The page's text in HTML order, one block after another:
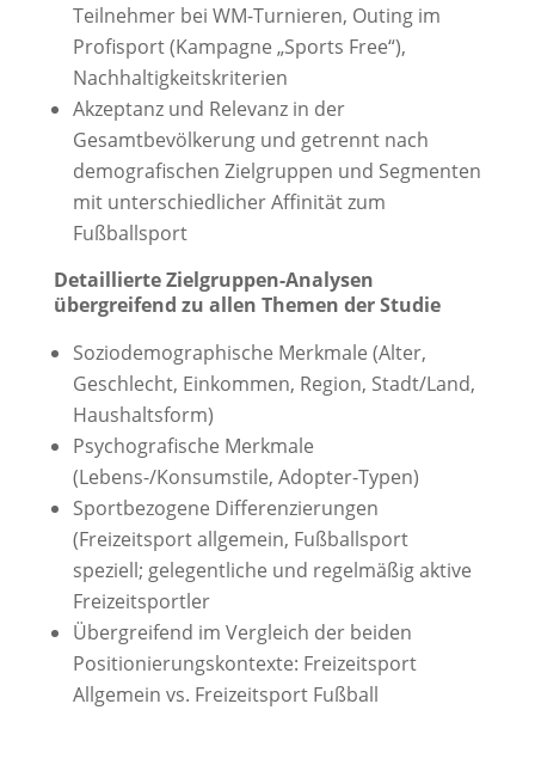
Teilnehmer bei WM-Turnieren, Outing im
Profisport (Kampagne „Sports Free“),
Nachhaltigkeitskriterien
Akzeptanz und Relevanz in der
Gesamtbevölkerung und getrennt nach
demografischen Zielgruppen und Segmenten
mit unterschiedlicher Affinität zum
Fußballsport
Detaillierte Zielgruppen-Analysen
übergreifend zu allen Themen der Studie
Soziodemographische Merkmale (Alter,
Geschlecht, Einkommen, Region, Stadt/Land,
Haushaltsform)
Psychografische Merkmale
(Lebens-/Konsumstile, Adopter-Typen)
Sportbezogene Differenzierungen
(Freizeitsport allgemein, Fußballsport
speziell; gelegentliche und regelmäßig aktive
Freizeitsportler
Übergreifend im Vergleich der beiden
Positionierungskontexte: Freizeitsport
Allgemein vs. Freizeitsport Fußball